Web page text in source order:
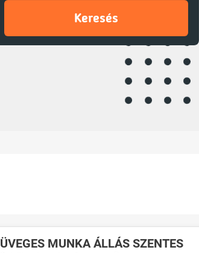
Keresés
ÜVEGES MUNKA ÁLLÁS SZENTES